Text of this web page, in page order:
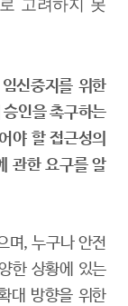
고려하지 못
신중지를 위한
인을 촉구하는
야 할 접근성의
관한 요구를 알
며, 누구나 안전
한 상황에 있는
대 방향을 위한